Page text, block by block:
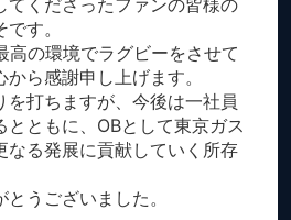
てくださったファンの皆様の
す。
高の環境でラグビーをさせて
ら感謝申し上げます。
を打ちますが、今後は一社員
とともに、OBとして東京ガス
なる発展に貢献していく所存
うございました。